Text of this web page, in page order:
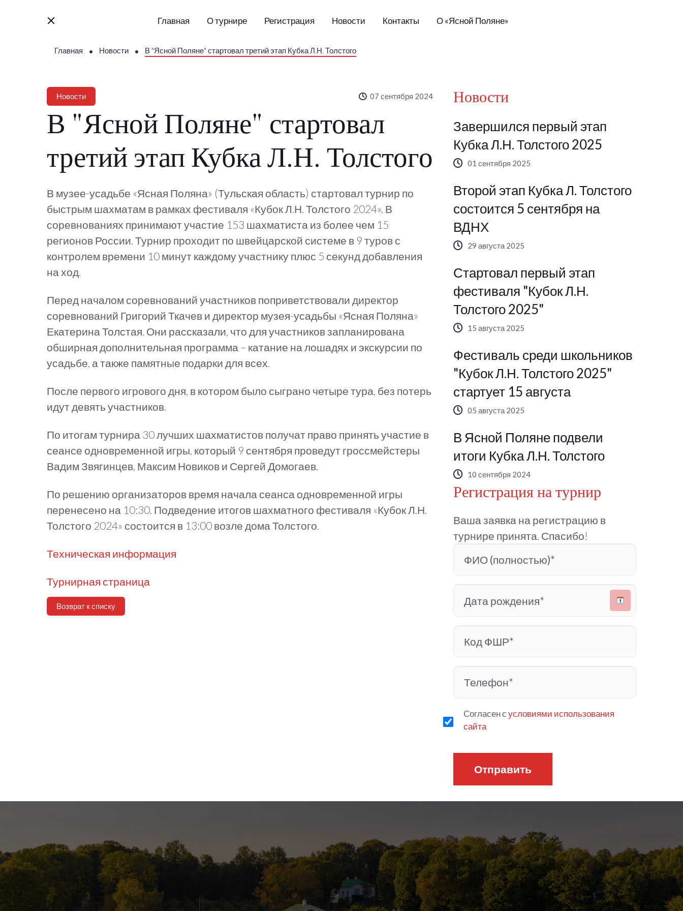
Главная О турнире Регистрация Новости Контакты О «Ясной Поляне»
Главная Новости В "Ясной Поляне" стартовал третий этап Кубка Л.Н. Толстого
Новости 07 сентября 2024
В "Ясной Поляне" стартовал
третий этап Кубка Л.Н. Толстого
В музее-усадьбе «Ясная Поляна» (Тульская область) стартовал турнир по
быстрым шахматам в рамках фестиваля «Кубок Л.Н. Толстого 2024». В
соревнованиях принимают участие 153 шахматиста из более чем 15
регионов России. Турнир проходит по швейцарской системе в 9 туров с
контролем времени 10 минут каждому участнику плюс 5 секунд добавления
на ход.
Перед началом соревнований участников поприветствовали директор
соревнований Григорий Ткачев и директор музея-усадьбы «Ясная Поляна»
Екатерина Толстая. Они рассказали, что для участников запланирована
обширная дополнительная программа – катание на лошадях и экскурсии по
усадьбе, а также памятные подарки для всех.
После первого игрового дня, в котором было сыграно четыре тура, без потерь
идут девять участников.
По итогам турнира 30 лучших шахматистов получат право принять участие в
сеансе одновременной игры, который 9 сентября проведут гроссмейстеры
Вадим Звягинцев, Максим Новиков и Сергей Домогаев.
По решению организаторов время начала сеанса одновременной игры
перенесено на 10:30. Подведение итогов шахматного фестиваля «Кубок Л.Н.
Толстого 2024» состоится в 13:00 возле дома Толстого.
Техническая информация
Турнирная страница
Возврат к списку
Новости
Завершился первый этап
Кубка Л.Н. Толстого 2025
01 сентября 2025
Второй этап Кубка Л. Толстого
состоится 5 сентября на
ВДНХ
29 августа 2025
Стартовал первый этап
фестиваля "Кубок Л.Н.
Толстого 2025"
15 августа 2025
Фестиваль среди школьников
"Кубок Л.Н. Толстого 2025"
стартует 15 августа
05 августа 2025
В Ясной Поляне подвели
итоги Кубка Л.Н. Толстого
10 сентября 2024
Регистрация на турнир
Ваша заявка на регистрацию в
турнире принята. Спасибо!
Согласен сусловиями использования
сайта